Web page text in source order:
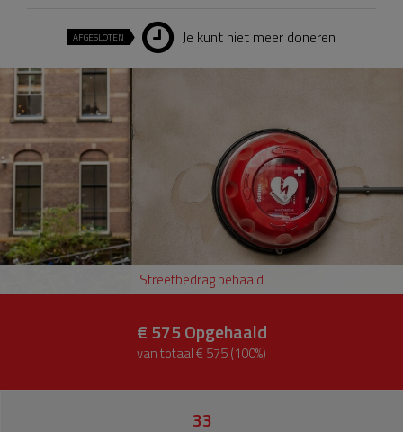
AFGESLOTEN Je kunt niet meer doneren
Streefbedrag behaald
€ 575Opgehaald
van totaal € 575 (100%)
33